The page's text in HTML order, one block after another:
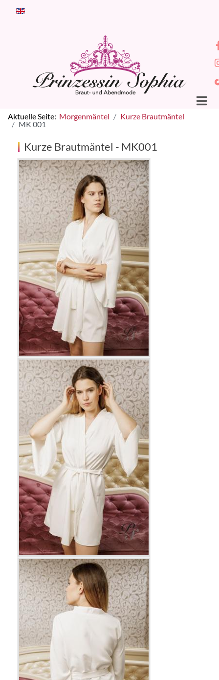
Aktuelle Seite: Morgenmäntel
Kurze Brautmäntel
MK 001
Kurze Brautmäntel - MK001